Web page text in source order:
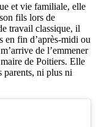
et vie familiale, elle
fils lors de
travail classique, il
en fin d’après-midi ou
de l’emmener
de Poitiers. Elle
parents, ni plus ni